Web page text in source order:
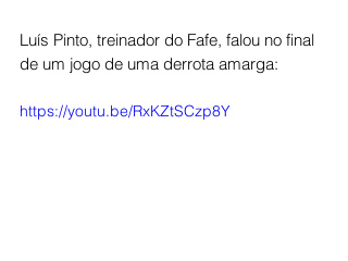
Luís Pinto, treinador do Fafe, falou no final
de um jogo de uma derrota amarga:
https://youtu.be/RxKZtSCzp8Y